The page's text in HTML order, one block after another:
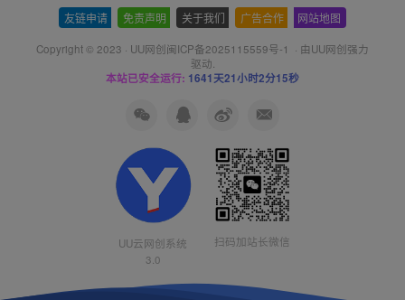
友链申请 免责声明 关于我们 广告合作 网站地图
Copyright © 2023 · UU网创闽ICP备2025115559号-1 · 由UU网创强力
驱动.
本站已安全运行: 1641天21小时2分16秒
UU云网创系统
3.0
扫码加站长微信